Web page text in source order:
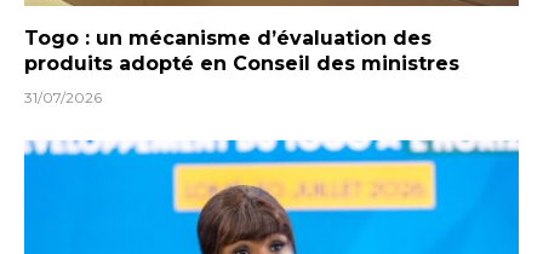
Togo : un mécanisme d’évaluation des
produits adopté en Conseil des ministres
31/07/2026